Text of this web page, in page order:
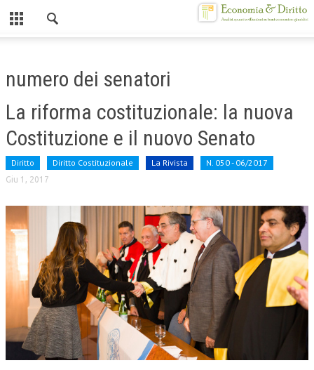
CHI SIAMO
MISSION
CONTATTI
CENTRO STUDI
ATTO COSTITUTIVO E STATUTO
ORGANIZZAZIONE
OBIETTIVI
DIREZIONE SCIENTIFICA
ALTA FORMAZIONE
CORSI CE.S.E.D.
ARCHIVIO CORSI 2015
numero dei senatori
La riforma costituzionale: la nuova
Costituzione e il nuovo Senato
Diritto Diritto Costituzionale La Rivista N. 050 - 06/2017
Giu 1, 2017